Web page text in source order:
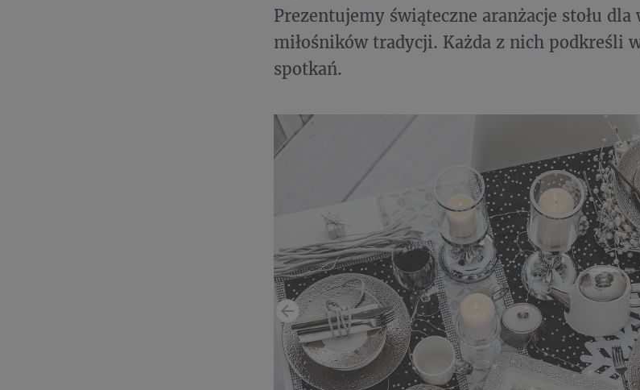
Prezentujemy świąteczne aranżacje stołu
miłośników tradycji. Każda z nich podkreśli
spotkań.